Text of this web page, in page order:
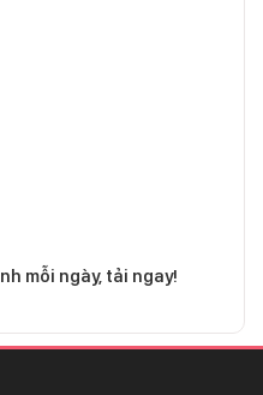
mỗi ngày, tải ngay!